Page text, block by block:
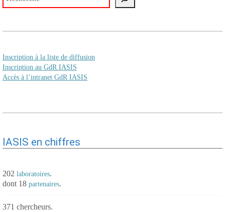
Inscription à la liste de diffusion
Inscription au GdR IASIS
Accès à l’intranet GdR IASIS
IASIS en chiffres
202 laboratoires.
dont 18 partenaires.
371 chercheurs.